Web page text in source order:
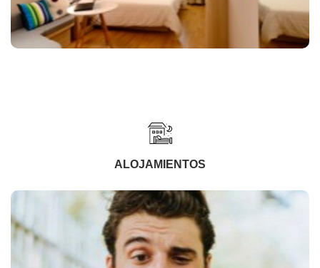
ALOJAMIENTOS